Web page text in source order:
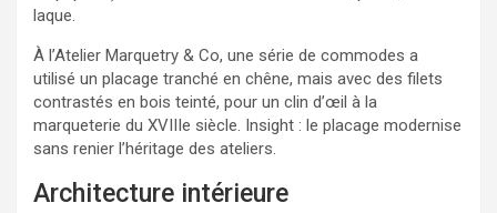
laque.
À l’Atelier Marquetry & Co, une série de commodes a
utilisé un placage tranché en chêne, mais avec des filets
contrastés en bois teinté, pour un clin d’œil à la
marqueterie du XVIIIe siècle. Insight : le placage modernise
sans renier l’héritage des ateliers.
Architecture intérieure